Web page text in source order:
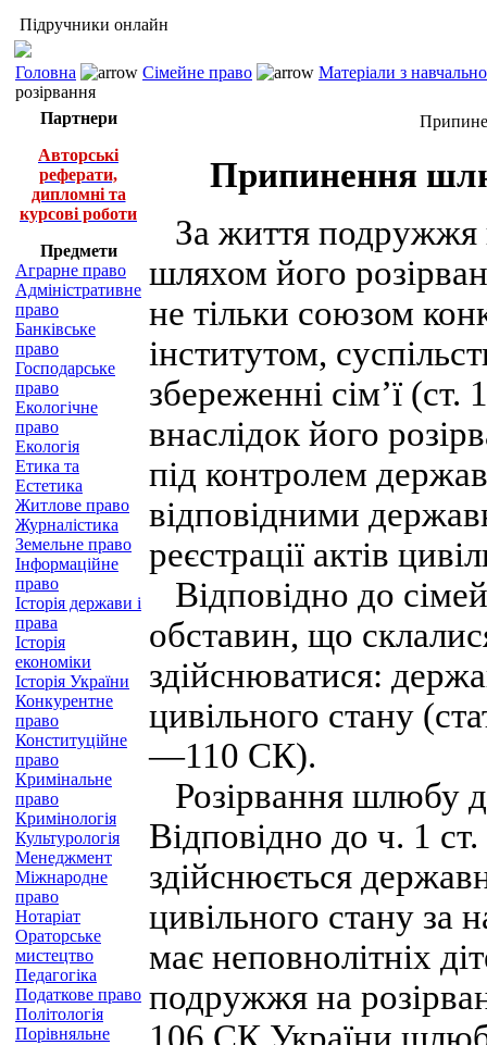
Підручники онлайн
Головна Сімейне право
Матеріали з
розірвання
Партнери
Авторські
реферати,
дипломні та
курсові роботи
Предмети
Аграрне право
Адміністративне
право
Банківське
право
Господарське
право
Екологічне
право
Екологія
Етика та
Естетика
Житлове право
Журналістика
Земельне право
Інформаційне
право
Історія держави і
права
Історія
економіки
Історія України
Конкурентне
право
Конституційне
право
Кримінальне
право
Кримінологія
Культурологія
Менеджмент
Міжнародне
право
Нотаріат
Ораторське
мистецтво
Педагогіка
Податкове право
Політологія
Порівняльне
Припинення
За життя
шляхом його
не тільки союзом
інститутом,
збереженні сім’ї
внаслідок його
під контролем
відповідними
реєстрації актів
Відповідно до
обставин, що
здійснюватися:
цивільного стану
—110 СК).
Розірвання шлюбу
Відповідно до ч. 1
здійснюється
цивільного стану за
має неповнолітніх
подружжя на